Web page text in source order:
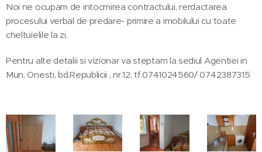
Noi ne ocupam de intocmirea contractului, rerdactarea
procesului verbal de predare- primire a imobilului cu toate
cheltuielile la zi.
Pentru alte detalii si vizionar va steptam la sediul Agentiei in
Mun. Onesti, bd.Republicii , nr.12. tf.0741024560/ 0742387315